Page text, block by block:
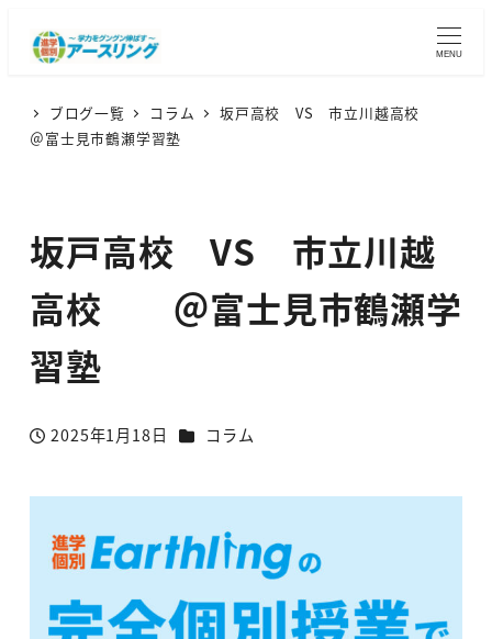
MENU
ブログ一覧 コラム
坂戸高校 VS 市立川越高校
＠富士見市鶴瀬学習塾
坂戸高校 VS 市立川越
高校 ＠富士見市鶴瀬学
習塾
投稿日
2025年1月18日 カテゴリー
コラム